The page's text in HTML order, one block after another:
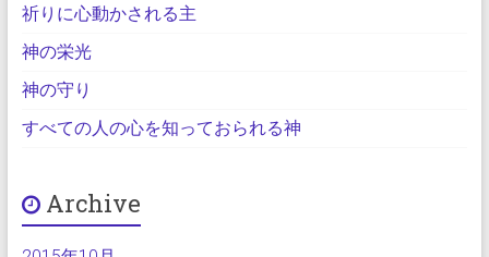
祈りに心動かされる主
神の栄光
神の守り
すべての人の心を知っておられる神
Archive